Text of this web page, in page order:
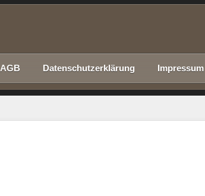
AGB Datenschutzerklärung Impressum